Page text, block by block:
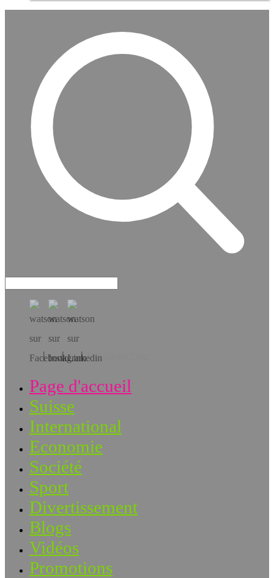
Téléchargez l’app!
Page d'accueil
Suisse
International
Economie
Société
Sport
Divertissement
Blogs
Vidéos
Promotions